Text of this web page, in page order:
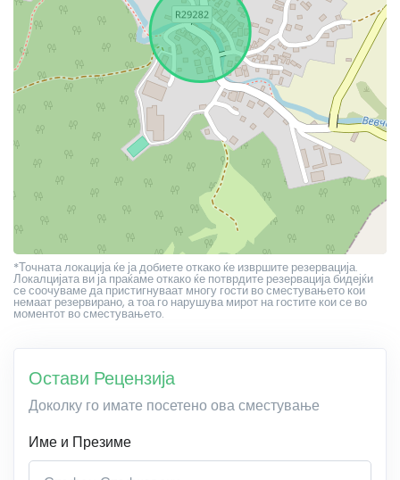
*Точната локација ќе ја добиете откако ќе извршите резервација.
Локалцијата ви ја праќаме откако ќе потврдите резервација бидејќи
се соочуваме да пристигнуваат многу гости во сместувањето кои
немаат резервирано, а тоа го нарушува мирот на гостите кои се во
моментот во сместувањето.
Остави Рецензија
Доколку го имате посетено ова сместување
Име и Презиме